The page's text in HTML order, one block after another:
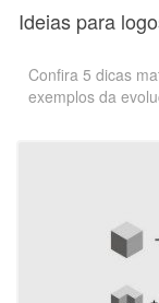
Ideias para
Confira 5 dicas
exemplos da